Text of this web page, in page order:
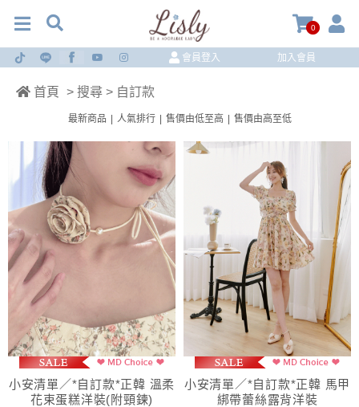
0
會員登入 加入會員
首頁 > 搜尋 > 自訂款
最新商品 人氣排行 售價由低至高 售價由高至低
小安清單／*自訂款*正韓 溫柔
花束蛋糕洋裝(附頸鍊)
小安清單／*自訂款*正韓 馬甲
綁帶蕾絲露背洋裝